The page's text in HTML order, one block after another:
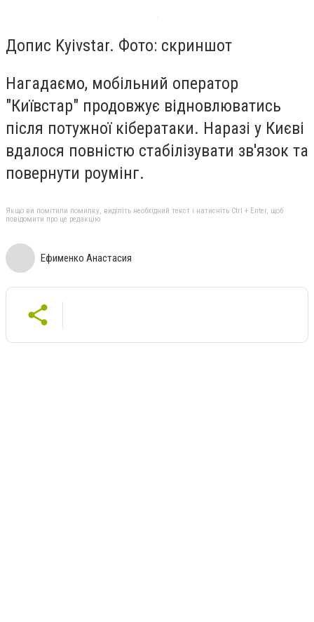
Допис Kyivstar. Фото: скриншот
Нагадаємо, мобільний оператор
"Київстар" продовжує відновлюватись
після потужної кібератаки. Наразі у Києві
вдалося повністю стабілізувати зв'язок та
повернути роумінг.
Якщо ви помітили помилку, виділіть необхідний текст і натисніть Ctrl + Enter, щоб
повідомити про це редакцію
Ефименко Анастасия